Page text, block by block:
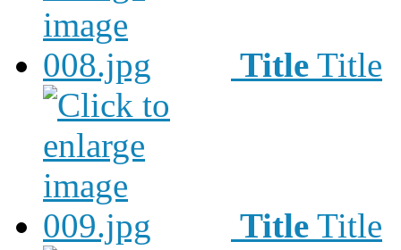
Title Title
Title Title